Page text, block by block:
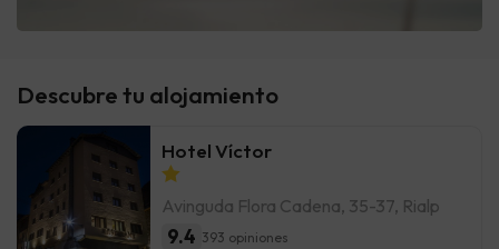
Descubre tu alojamiento
Hotel Víctor
Avinguda Flora Cadena, 35-37, Rialp
9.4 393 opiniones